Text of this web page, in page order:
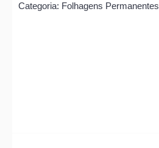
Categoria: Folhagens Permanentes